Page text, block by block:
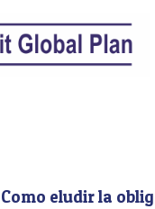
Como eludir la